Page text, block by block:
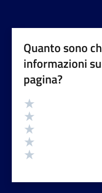
Quanto sono
informazioni
pagina?
Valutazione